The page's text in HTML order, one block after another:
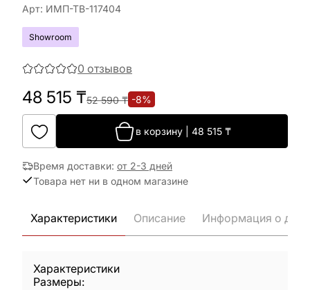
Арт: ИМП-ТВ-117404
Showroom
0 отзывов
48 515 ₸52 590₸ -8%
в корзину| 48 515₸
Время доставки: от 2-3 дней
Товара нет ни в одном магазине
Характеристики Описание Информация о
Характеристики
Размеры: